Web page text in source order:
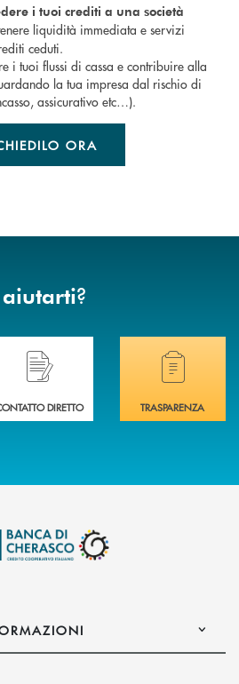
i tuoi crediti a una società
liquidità immediata e servizi
ceduti.
i tuoi flussi di cassa e contribuire alla
la tua impresa dal rischio di
assicurativo etc…).
ORA
aiutarti?
delle filiali .
Hai bisogno di assistenza immediata?
DIRETTO
Hai bisogno di
TRASPARENZA